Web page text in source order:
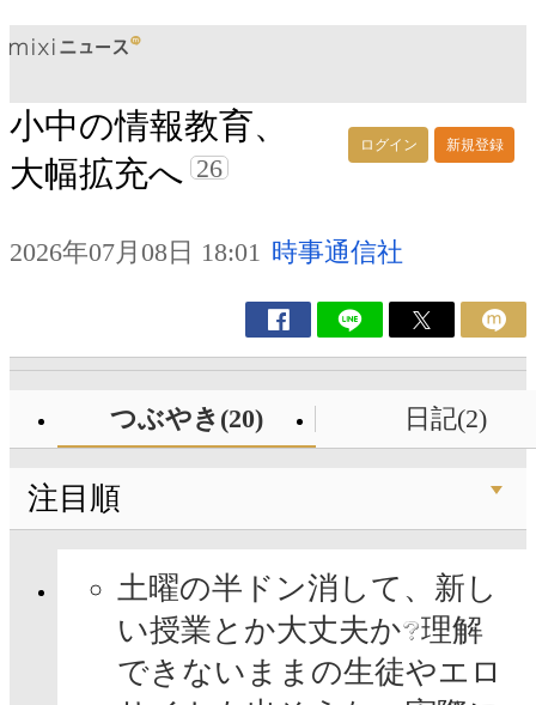
ログイン 新規登録
小中の情報教育、
大幅拡充へ 26
2026年07月08日 18:01 時事通信社
つぶやき(20) 日記(2)
注目順
土曜の半ドン消して、新し
い授業とか大丈夫か 理解
できないままの生徒やエロ